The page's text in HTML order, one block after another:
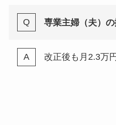
専業主婦（夫）
改正後も月2.3万